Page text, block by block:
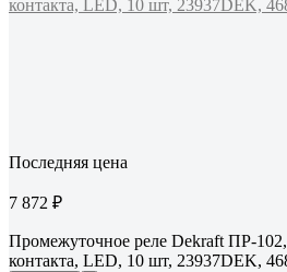
Последняя цена
7 872 ₽
Промежуточное реле Dekraft ПР-
контакта, LED, 10 шт, 23937DEK,